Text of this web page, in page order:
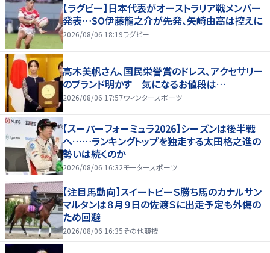
【ラグビー】日本代表がオーストラリア戦メンバー
発表…SO伊藤龍之介が先発、矢崎由高は控えに
2026/08/06 18:19ラグビー
高木美帆さん、国民栄誉賞のドレス、アクセサリー
のブランド明かす 気になるお値段は…
2026/08/06 17:57ウィンタースポーツ
【スーパーフォーミュラ2026】シーズンは後半戦
へ……ランキングトップを独走する太田格之進の
勢いは続くのか
2026/08/06 16:32モータースポーツ
【注目馬動向】スイートピーＳ勝ち馬のカナルサン
マルタンは８月９日の佐渡Ｓに出走予定も外傷の
ため回避
2026/08/06 16:35その他競技